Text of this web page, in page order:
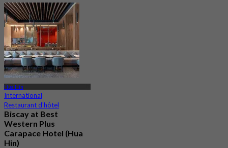
Hua Hin
International
Restaurant d'hôtel
Biscay at Best
Western Plus
Carapace Hotel (Hua
Hin)